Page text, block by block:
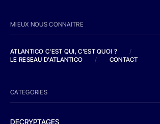
MIEUX NOUS CONNAITRE
ATLANTICO C'EST QUI, C'EST QUOI ?
/
LE RESEAU D'ATLANTICO
/ CONTACT
CATEGORIES
DECRYPTAGES